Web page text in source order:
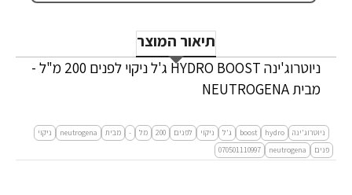
תיאור המוצר
ניוטרוג'ינה HYDRO BOOST ג'ל ניקוי לפנים 200 מ"ל -
מבית NEUTROGENA
ניוטרוג'ינה hydro
boost ג'ל ניקוי לפנים 200 מל - מבית neutrogena
ניקוי
פנים
neutrogena
070501110997